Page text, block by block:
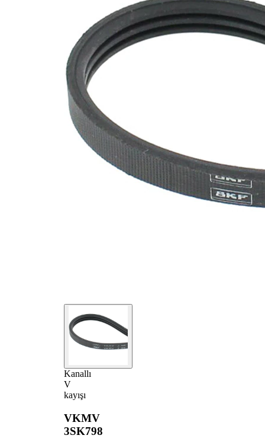
Kanallı
V
kayışı
VKMV
3SK798
SVHC
SVHC
maddesi
mevcut
değil!
Malzeme
özellikleri
Kayış
malzemesi
Kauçuk)